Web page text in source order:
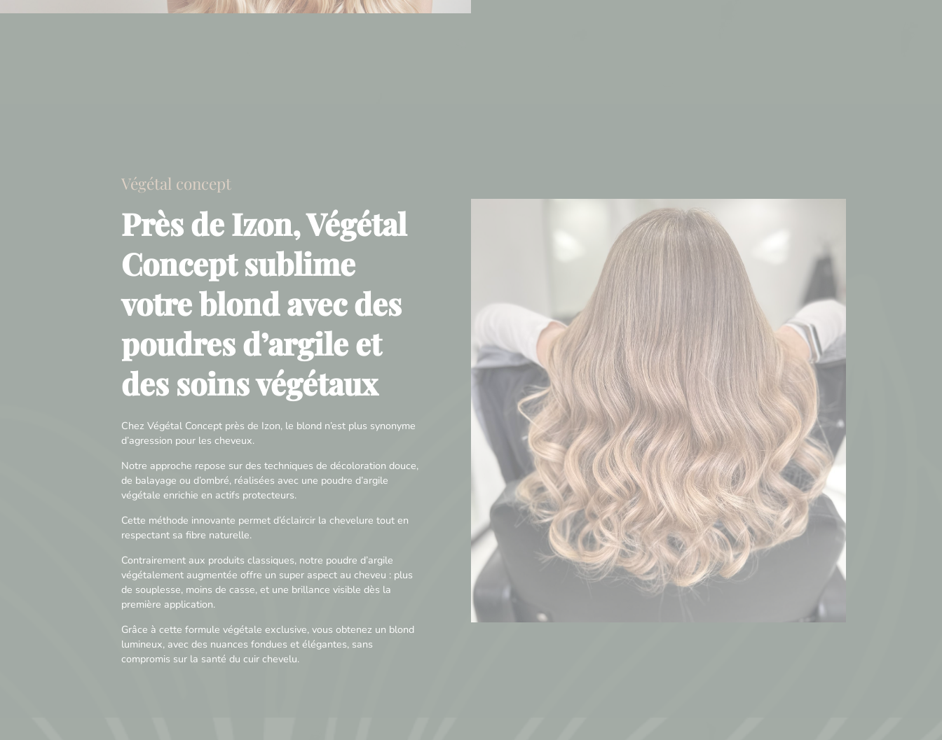
Végétal concept
Près de Izon, Végétal
Concept sublime
votre blond avec des
poudres d’argile et
des soins végétaux
Chez Végétal Concept près de Izon, le blond n’est plus synonyme
d’agression pour les cheveux.
Notre approche repose sur des techniques de décoloration douce,
de balayage ou d’ombré, réalisées avec une poudre d’argile
végétale enrichie en actifs protecteurs.
Cette méthode innovante permet d’éclaircir la chevelure tout en
respectant sa fibre naturelle.
Contrairement aux produits classiques, notre poudre d’argile
végétalement augmentée offre un super aspect au cheveu : plus
de souplesse, moins de casse, et une brillance visible dès la
première application.
Grâce à cette formule végétale exclusive, vous obtenez un blond
lumineux, avec des nuances fondues et élégantes, sans
compromis sur la santé du cuir chevelu.